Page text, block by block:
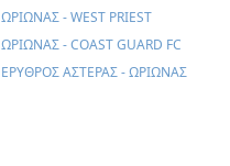
ΩΡΙΩΝΑΣ - WEST PRIEST
ΩΡΙΩΝΑΣ - COAST GUARD FC
ΕΡΥΘΡΟΣ ΑΣΤΕΡΑΣ - ΩΡΙΩΝΑΣ